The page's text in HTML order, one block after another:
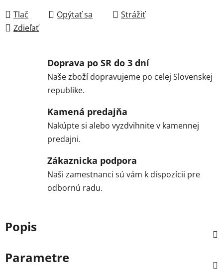
Tlač Opýtať sa
Strážiť
Zdieľať
Doprava po SR do 3 dní
Naše zboží dopravujeme po celej Slovenskej
republike.
Kamená predajňa
Nakúpte si alebo vyzdvihnite v kamennej
predajni.
Zákaznicka podpora
Naši zamestnanci sú vám k dispozícii pre
odbornú radu.
Popis
Parametre